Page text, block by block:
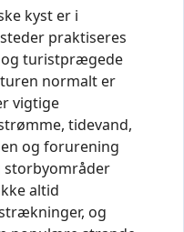
kyst er i
praktiseres
turistprægede
normalt er
vigtige
tidevand,
og forurening
altid
og